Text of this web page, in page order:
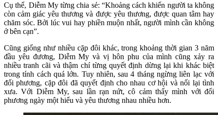
Cụ thể, Diễm My từng chia sẻ: “Khoảng cách khiến người ta không
còn cảm giác yêu thương và được yêu thương, được quan tâm hay
chăm sóc. Bởi lúc vui hay phiền muộn nhất, người mình cần không
ở bên cạn”.
Cũng giống như nhiều cặp đôi khác, trong khoảng thời gian 3 năm
đầu yêu đương, Diễm My và vị hôn phu của mình cũng xảy ra
nhiều tranh cãi và thậm chí từng quyết định dừng lại khi khác biệt
trong tính cách quá lớn. Tuy nhiên, sau 4 tháng ngừng liên lạc với
đối phương, cặp đôi đã quyết định cho nhau cơ hội và nối lại tình
xưa. Với Diễm My, sau lần rạn nứt, cô cảm thấy mình với đối
phương ngày một hiểu và yêu thương nhau nhiều hơn.